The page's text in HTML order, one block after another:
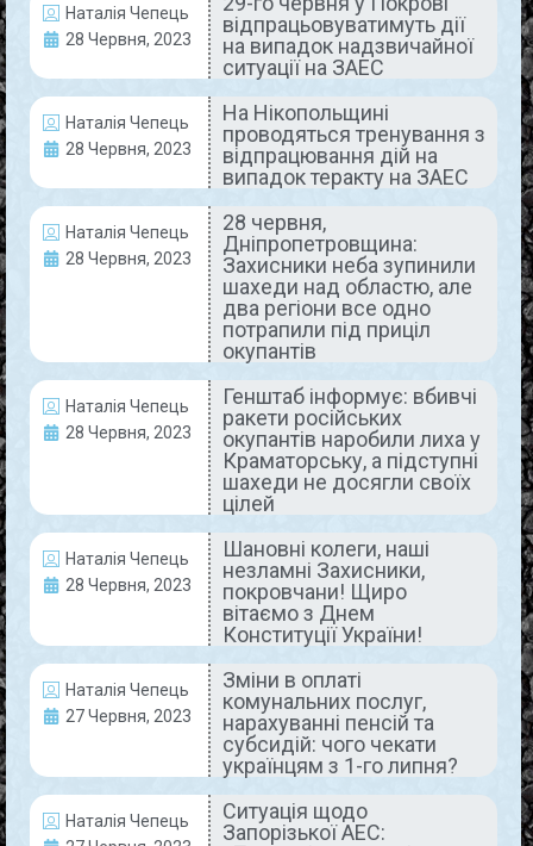
Наталія Чепець
28 Червня, 2023
відпрацьовуватимуть дії
на випадок надзвичайної
ситуації на ЗАЕС
Наталія Чепець
28 Червня, 2023
На Нікопольщині
проводяться тренування з
відпрацювання дій на
випадок теракту на ЗАЕС
Наталія Чепець
28 Червня, 2023
28 червня,
Дніпропетровщина:
Захисники неба зупинили
шахеди над областю, але
два регіони все одно
потрапили під приціл
окупантів
Наталія Чепець
28 Червня, 2023
Генштаб інформує: вбивчі
ракети російських
окупантів наробили лиха у
Краматорську, а підступні
шахеди не досягли своїх
цілей
Наталія Чепець
28 Червня, 2023
Шановні колеги, наші
незламні Захисники,
покровчани! Щиро
вітаємо з Днем
Конституції України!
Наталія Чепець
27 Червня, 2023
Зміни в оплаті
комунальних послуг,
нарахуванні пенсій та
субсидій: чого чекати
українцям з 1-го липня?
Наталія Чепець
Ситуація щодо
Запорізької АЕС:
Зверніть увагу! Що треба робити
у разі аварії на Запорізькій АЕС?
Дії населення у разі виникнення надзвичайної
ситуації на Запорізькі атомні й електростанції
викладені у пам’ятці. Вона була розроблена для
обізнаності людей, які мешкають у Покрові,
READ MORE »
Коментарів немає
ДНІПРОПЕТРОВЩИНА СЬОГОДНІ